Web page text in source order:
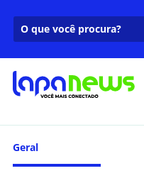
Geral